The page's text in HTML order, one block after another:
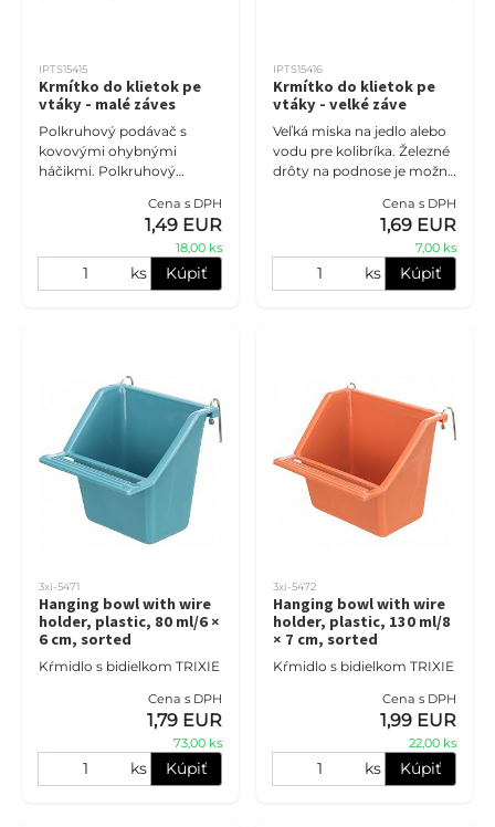
IPTS15415
Krmítko do klietok pe
vtáky - malé záves
Polkruhový podávač s
kovovými ohybnými
háčikmi. Polkruhový
kovovým nástavcom, ktorý
umožňuje ich zavesenie do
Cena s DPH
1,49 EUR
18,00 ks
ks Kúpiť
IPTS15416
Krmítko do klietok pe
vtáky - velké záve
Veľká miska na jedlo alebo
vodu pre kolibríka. Železné
drôty na podnose je možné
pripojil ku klietke. Farba:
Cena s DPH
1,69 EUR
7,00 ks
ks Kúpiť
3xi-5471
Hanging bowl with wire
holder, plastic, 80 ml/6 ×
6 cm, sorted
Kŕmidlo s bidielkom TRIXIE
Cena s DPH
1,79 EUR
73,00 ks
ks Kúpiť
3xi-5472
Hanging bowl with wire
holder, plastic, 130 ml/8
× 7 cm, sorted
Kŕmidlo s bidielkom TRIXIE
Cena s DPH
1,99 EUR
22,00 ks
ks Kúpiť